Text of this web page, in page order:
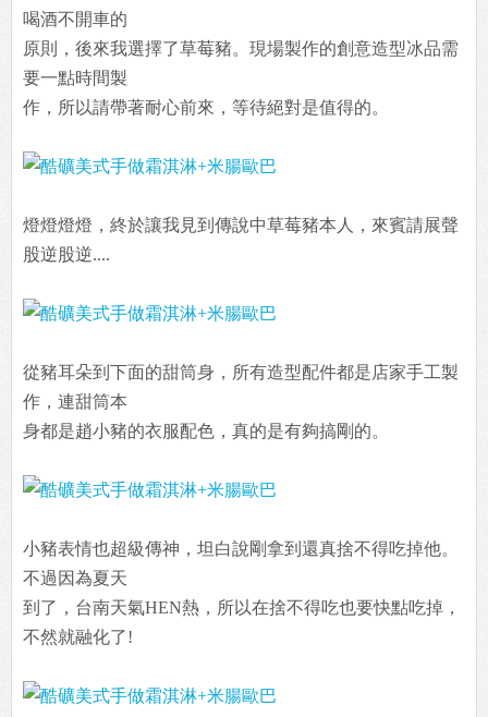
喝酒不開車的
原則，後來我選擇了草莓豬。現場製作的創意造型冰品需
要一點時間製
作，所以請帶著耐心前來，等待絕對是值得的。
燈燈燈燈，終於讓我見到傳說中草莓豬本人，來賓請展聲
股逆股逆....
從豬耳朵到下面的甜筒身，所有造型配件都是店家手工製
作，連甜筒本
身都是趙小豬的衣服配色，真的是有夠搞剛的。
小豬表情也超級傳神，坦白說剛拿到還真捨不得吃掉他。
不過因為夏天
到了，台南天氣HEN熱，所以在捨不得吃也要快點吃掉，
不然就融化了!